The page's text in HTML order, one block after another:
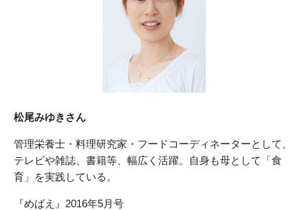
松尾みゆきさん
管理栄養士・料理研究家・フードコーディネーターとして、
テレビや雑誌、書籍等、幅広く活躍。自身も母として「食
育」を実践している。
『めばえ』2016年5月号